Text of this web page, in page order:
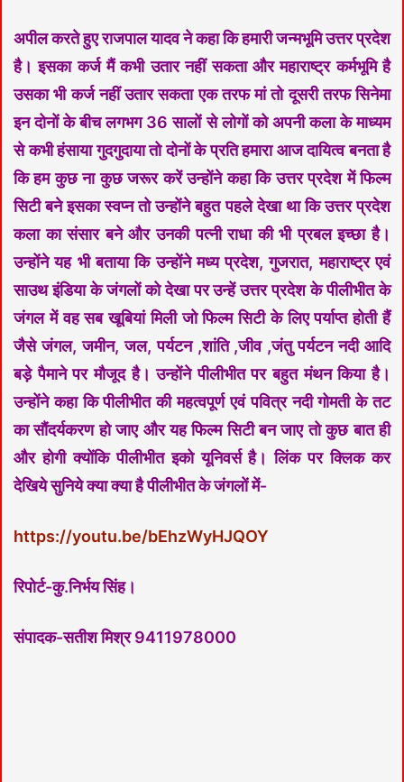
अपील करते हुए राजपाल यादव ने कहा कि हमारी जन्मभूमि उत्तर प्रदेश
है। इसका कर्ज मैं कभी उतार नहीं सकता और महाराष्ट्र कर्मभूमि है
उसका भी कर्ज नहीं उतार सकता एक तरफ मां तो दूसरी तरफ सिनेमा
इन दोनों के बीच लगभग 36 सालों से लोगों को अपनी कला के माध्यम
से कभी हंसाया गुदगुदाया तो दोनों के प्रति हमारा आज दायित्व बनता है
कि हम कुछ ना कुछ जरूर करें उन्होंने कहा कि उत्तर प्रदेश में फिल्म
सिटी बने इसका स्वप्न तो उन्होंने बहुत पहले देखा था कि उत्तर प्रदेश
कला का संसार बने और उनकी पत्नी राधा की भी प्रबल इच्छा है।
उन्होंने यह भी बताया कि उन्होंने मध्य प्रदेश, गुजरात, महाराष्ट्र एवं
साउथ इंडिया के जंगलों को देखा पर उन्हें उत्तर प्रदेश के पीलीभीत के
जंगल में वह सब खूबियां मिली जो फिल्म सिटी के लिए पर्याप्त होती हैं
जैसे जंगल, जमीन, जल, पर्यटन ,शांति ,जीव ,जंतु पर्यटन नदी आदि
बड़े पैमाने पर मौजूद है। उन्होंने पीलीभीत पर बहुत मंथन किया है।
उन्होंने कहा कि पीलीभीत की महत्वपूर्ण एवं पवित्र नदी गोमती के तट
का सौंदर्यकरण हो जाए और यह फिल्म सिटी बन जाए तो कुछ बात ही
और होगी क्योंकि पीलीभीत इको यूनिवर्स है। लिंक पर क्लिक कर
देखिये सुनिये क्या क्या है पीलीभीत के जंगलों में-
https://youtu.be/bEhzWyHJQOY
रिपोर्ट-कु.निर्भय सिंह।
संपादक-सतीश मिश्र 9411978000